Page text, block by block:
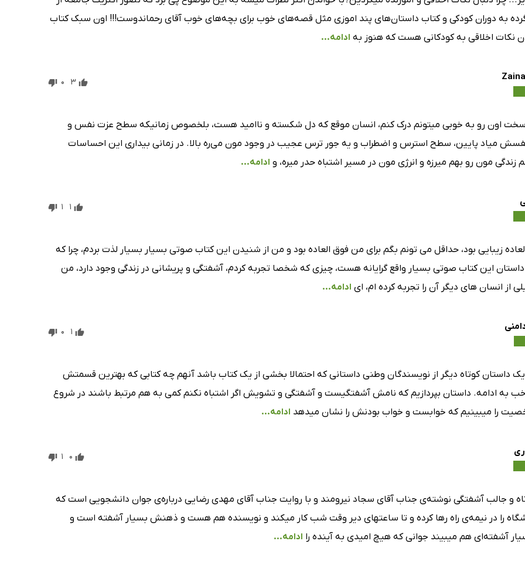
به دوران کودکی و کتاب داستان‌های پند اموزی مثل قصه‌های خوب برای بچه‌های خوب آقای رحماندوست!!! اون سبک کتاب
نکات اخلاقی به کودکانی هست که هنوز به ادامه...
3
0
اون رو به خوبی میتونم درک کنم، انسان موقع که دل شکسته و ناامید هست، بلخصوص زمانیکه سطح عزت نفس و
نفسش میاد پایین، سطح استرس و اضطراب و یه جور ترس عجیب در وجود مون می‌ره بالا. در زمانی بیداری این احساسات
زندگی مون رو بهم میرزه و انرژی مون در مسیر اشتباه حدر میره، و ادامه...
1
1
زیبایی بود، حداقل می تونم بگم برای من فوق العاده بود و من از شنیدن این کتاب صوتی بسیار بسیار لذت بردم، چرا که
این کتاب صوتی بسیار واقع گرایانه هست، چیزی که شخصا تجربه کردم، آشفتگی و پریشانی در زندگی وجود دارد، من
از انسان های دیگر آن را تجربه کرده ام، ای ادامه...
1
0
یک داستان کوتاه دیگر از نویسندگان وطنی داستانی که احتمالا بخشی از یک کتاب باشد آنهم چه کتابی که بهترین قسمتش
به ادامه. داستان بپردازیم که نامش آشفتگیست و آشفتگی و تشویش اگر اشتباه نکنم کمی به هم مرتبط باشند در شروع
را میبینیم که خوابست و خواب بودنش را نشان میدهد ادامه...
0
1
و جالب آشفتگی نوشته‌ی جناب آقای سجاد نیرومند و با روایت جناب آقای مهدی رضایی درباره‌ی جوان دانشجویی است که
را در نیمه‌ی راه رها کرده و تا ساعتهای دیر وقت شب کار میکند و نویسنده هم هست و ذهنش بسیار آشفته است و
آشفته‌ای هم میبیند جوانی که هیچ امیدی به آینده را ادامه...